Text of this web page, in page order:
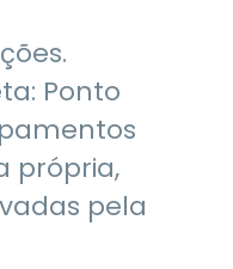
Ponto
própria,
pela